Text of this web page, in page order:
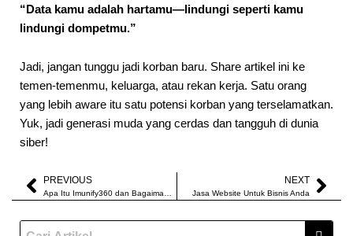
“Data kamu adalah hartamu—lindungi seperti kamu
lindungi dompetmu.”
Jadi, jangan tunggu jadi korban baru. Share artikel ini ke
temen-temenmu, keluarga, atau rekan kerja. Satu orang
yang lebih aware itu satu potensi korban yang terselamatkan.
Yuk, jadi generasi muda yang cerdas dan tangguh di dunia
siber!
Prev
PREVIOUS NEXT
Jasa Website Untuk Bisnis Anda